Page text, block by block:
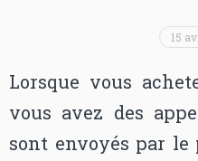
15
Lorsque vous
vous avez des
sont envoyés par le